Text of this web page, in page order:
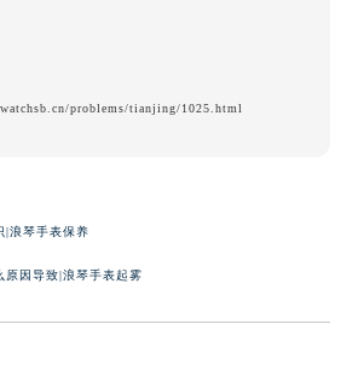
problems/tianjing/1025.html
|浪琴手表保养
原因导致|浪琴手表起雾